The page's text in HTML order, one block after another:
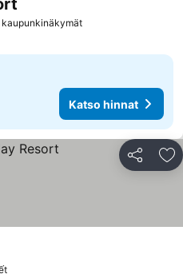
kaupunkinäkymätKatso hinnat
Katso hinnat
Jaa